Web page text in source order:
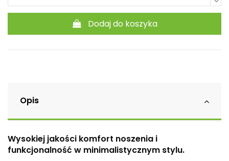
Dodaj do koszyka
Opis
Wysokiej jakości komfort noszenia i
funkcjonalność w minimalistycznym stylu.